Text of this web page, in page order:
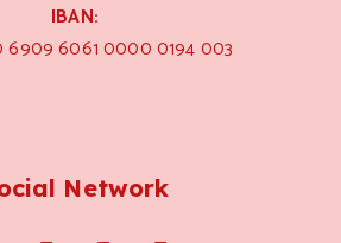
IBAN:
6909 6061 0000 0194 003
Network